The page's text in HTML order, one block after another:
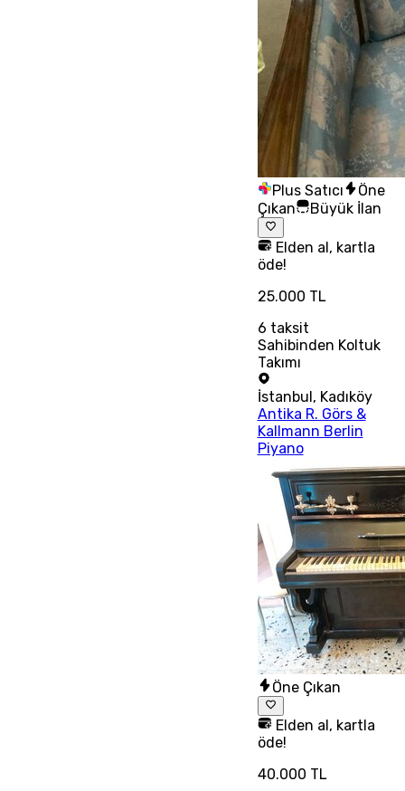
Plus Satıcı
Öne
Çıkan
Büyük İlan
Elden al, kartla
öde!
25.000 TL
6 taksit
Sahibinden Koltuk
Takımı
İstanbul, Kadıköy
Antika R. Görs &
Kallmann Berlin
Piyano
Öne Çıkan
Elden al, kartla
öde!
40.000 TL